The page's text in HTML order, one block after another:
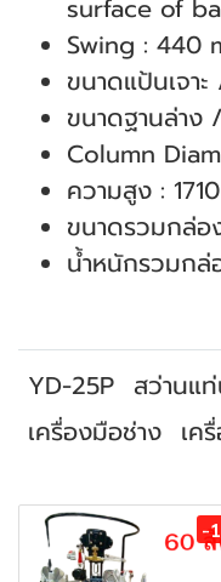
surface of
Swing : 440
ขนาดแป้นเจา
ขนาดฐานล่าง
Column
ความสูง :
ขนาดรวมกล่อ
น้ำหนักรวมกล่
YD-25P สว่านแ
เครื่องมือช่าง เค
-